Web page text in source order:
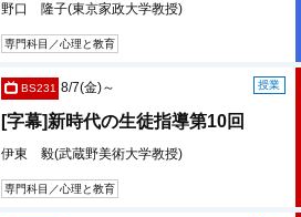
野口 隆子(東京家政大学教授)
専門科目／心理と教育
BS231 授業
8/7(金)～
[字幕]新時代の生徒指導第10回
伊東 毅(武蔵野美術大学教授)
専門科目／心理と教育